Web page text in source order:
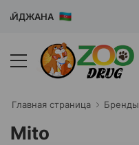
Главная cтраница Бренды
Mito